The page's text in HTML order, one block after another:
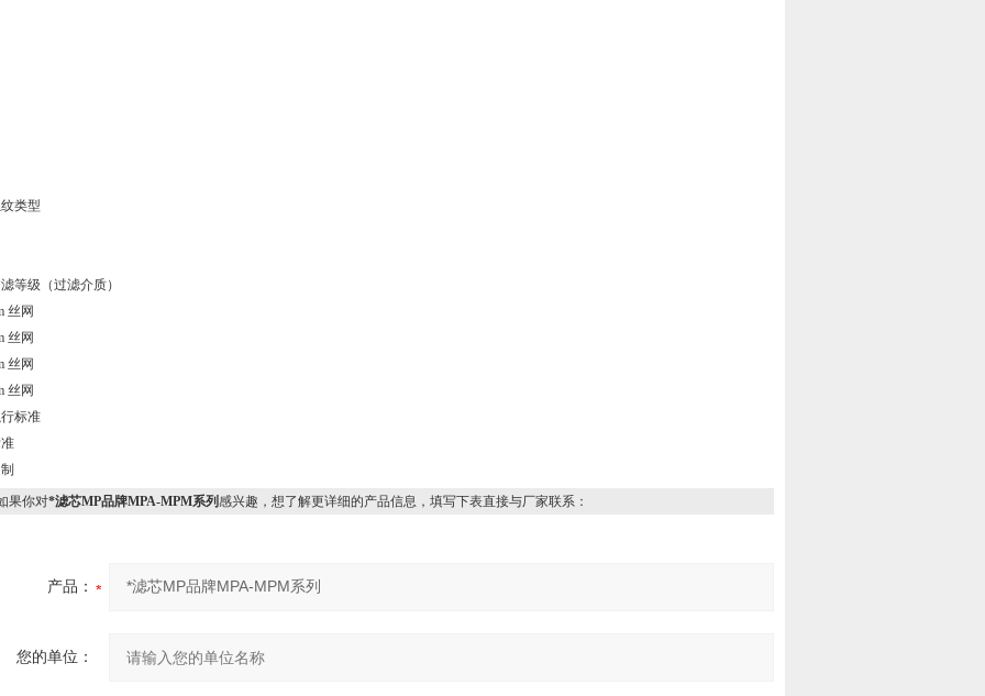
类型
等级（过滤介质）
丝网
丝网
丝网
丝网
标准
你对*滤芯MP品牌MPA-MPM系列感兴趣，想了解更详细的产品信息，填写下表直接与厂家联系：
产品：
您的单位：